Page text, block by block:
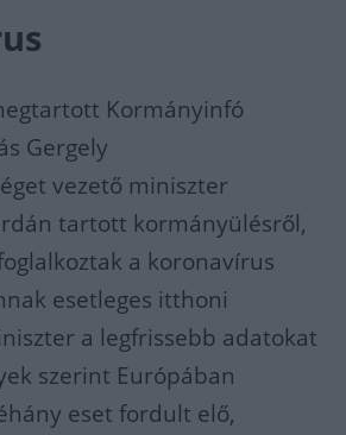
Kormányinfó
Gergely
vezető miniszter
tartott kormányülésről,
a koronavírus
esetleges itthoni
a legfrissebb adatokat
szerint Európában
eset fordult elő,